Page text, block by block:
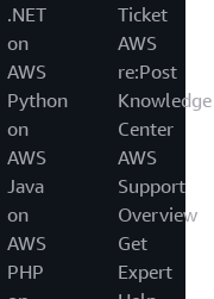
.NET
on
AWS
Python
on
AWS
Java
on
AWS
PHP
Ticket
AWS
re:Post
Knowledge
Center
AWS
Support
Overview
Get
Expert